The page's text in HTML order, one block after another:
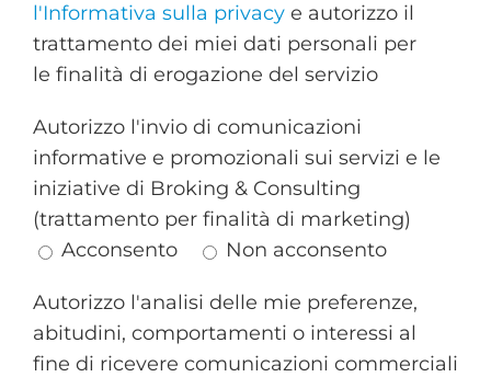
l'Informativa sulla privacy e autorizzo il
trattamento dei miei dati personali per
le finalità di erogazione del servizio
Autorizzo l'invio di comunicazioni
informative e promozionali sui servizi e le
iniziative di Broking & Consulting
(trattamento per finalità di marketing)
Acconsento
Non acconsento
Autorizzo l'analisi delle mie preferenze,
abitudini, comportamenti o interessi al
fine di ricevere comunicazioni commerciali